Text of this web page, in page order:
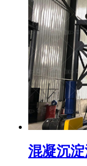
混凝沉